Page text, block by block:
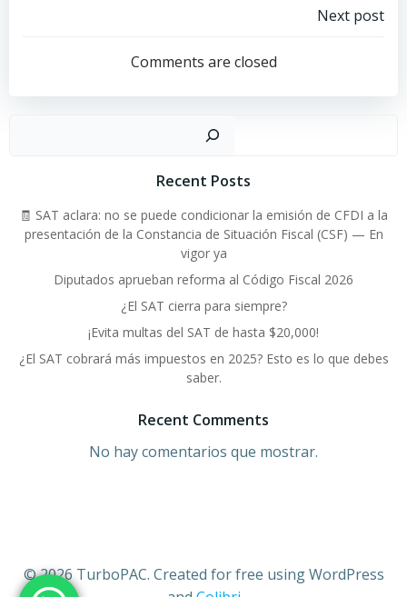
Navegación
por
las
entradas
Next post
Comments are closed
Buscar
Recent Posts
🧾 SAT aclara: no se puede condicionar la emisión de CFDI a la
presentación de la Constancia de Situación Fiscal (CSF) — En
vigor ya
Diputados aprueban reforma al Código Fiscal 2026
¿El SAT cierra para siempre?
¡Evita multas del SAT de hasta $20,000!
¿El SAT cobrará más impuestos en 2025? Esto es lo que debes
saber.
Recent Comments
No hay comentarios que mostrar.
© 2026 TurboPAC. Created for free using WordPress